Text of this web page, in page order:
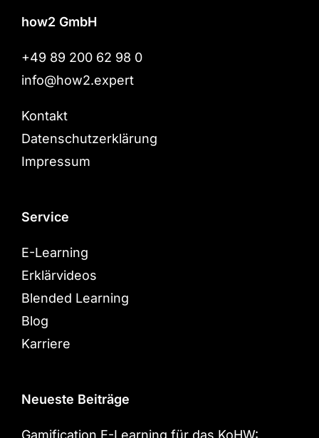
how2 GmbH
+49 89 200 62 98 0
info@how2.expert
Kontakt
Datenschutzerklärung
Impressum
Service
E-Learning
Erklärvideos
Blended Learning
Blog
Karriere
Neueste Beiträge
Gamification E-Learning für das KoHW: